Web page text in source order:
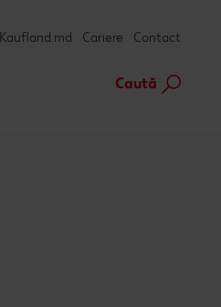
Kaufland.md Cariere Contact
Caută